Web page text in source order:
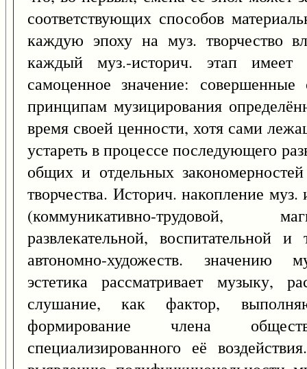
соответствующих способов
каждую эпоху на муз. творчество
каждый муз.-историч. этап
самоценное значение: совершенные
принципам музицирования
время своей ценности, хотя сами
устареть в процессе последующего
общих и отдельных
творчества. Историч. накопление
(коммуникативно-трудовой,
развлекательной,
автономно-художеств. значению
эстетика рассматривает музыку,
слушание, как фактор,
формирование члена
специализированного её